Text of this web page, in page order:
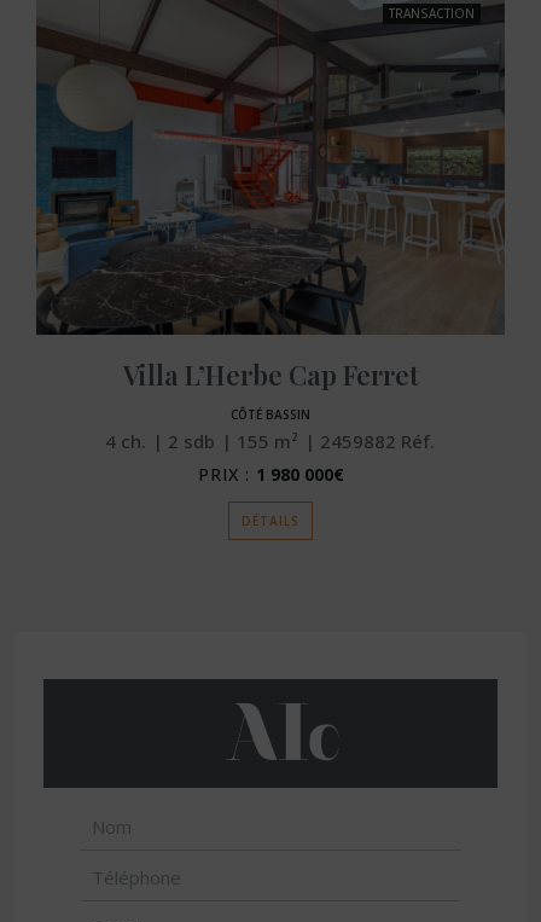
TRANSACTION
Villa L’Herbe Cap Ferret
CÔTÉ BASSIN
4 ch. 2 sdb 155 m² 2459882 Réf.
PRIX : 1 980 000€
DÉTAILS